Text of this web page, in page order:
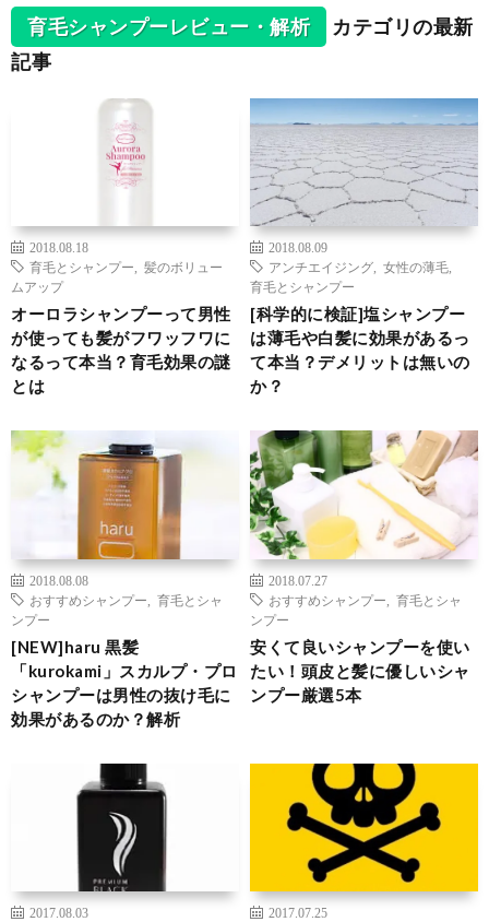
育毛シャンプーレビュー・解析
カテゴリの最新
記事
2018.08.18
育毛とシャンプー
髪のボリュー
ムアップ
オーロラシャンプーって男性
が使っても髪がフワッフワに
なるって本当？育毛効果の謎
とは
2018.08.09
アンチエイジング
女性の薄毛
育毛とシャンプー
[科学的に検証]塩シャンプー
は薄毛や白髪に効果があるっ
て本当？デメリットは無いの
か？
2018.08.08
おすすめシャンプー
育毛とシャ
ンプー
[NEW]haru 黒髪
「kurokami」スカルプ・プロ
シャンプーは男性の抜け毛に
効果があるのか？解析
2018.07.27
おすすめシャンプー
育毛とシャ
ンプー
安くて良いシャンプーを使い
たい！頭皮と髪に優しいシャ
ンプー厳選5本
2017.08.03 2017.07.25